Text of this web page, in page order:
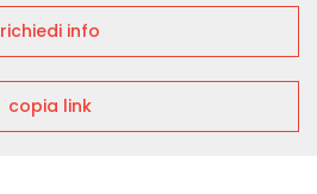
richiedi info
copia link